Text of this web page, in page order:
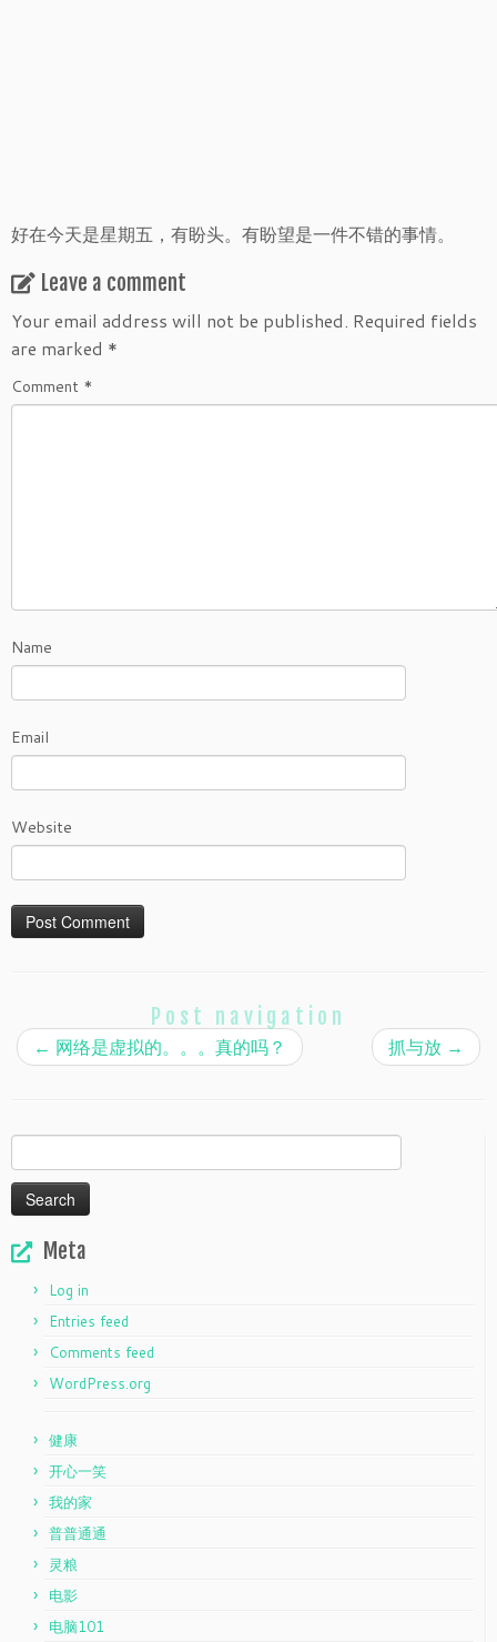
好在今天是星期五，有盼头。有盼望是一件不错的事情。
Leave a comment
Your email address will not be published. Required fields
are marked *
Comment *
Name
Email
Website
Post navigation
← 网络是虚拟的。。。真的吗？ 抓与放 →
for:
Meta
Log in
Entries feed
Comments feed
WordPress.org
健康
开心一笑
我的家
普普通通
灵粮
电影
电脑101